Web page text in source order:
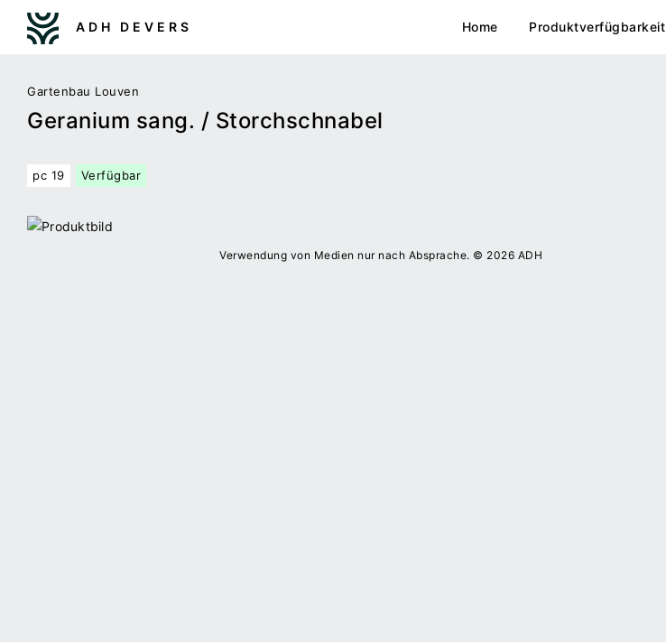
ADH DEVERS Home Produktverfügbarkeit
Gartenbau Louven
Geranium sang. / Storchschnabel
pc 19 Verfügbar
Verwendung von Medien nur nach Absprache. © 2026 ADH